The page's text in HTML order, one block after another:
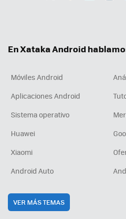
En Xataka Android
Móviles Android
Aplicaciones Android
Sistema operativo
Huawei
Xiaomi
Android Auto
VER MÁS TEMAS